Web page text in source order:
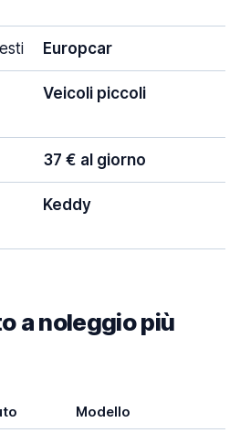
Europcar
Veicoli piccoli
37 € al giorno
Keddy
a noleggio più
Modello